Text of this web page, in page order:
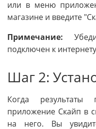
или в меню
магазине и введите
Примечание:
подключен к
Шаг 2:
Когда результаты
приложение Скайп в
на него. Вы